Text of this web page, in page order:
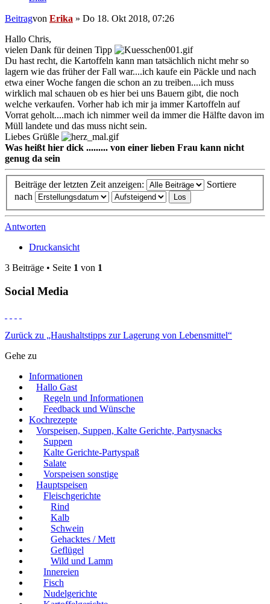
Beitragvon Erika » Do 18. Okt 2018, 07:26
Hallo Chris,
vielen Dank für deinen Tipp
Du hast recht, die Kartoffeln kann man tatsächlich nicht mehr so
lagern wie das früher der Fall war....ich kaufe ein Päckle und nach
etwa einer Woche fangen die schon an zu treiben....ich muss
wirklich mal schauen ob es hier bei uns Bauern gibt, die noch
welche verkaufen. Vorher hab ich mir ja immer Kartoffeln auf
Vorrat geholt....mach ich nimmer weil da immer die Hälfte davon im
Müll landete und das muss nicht sein.
Liebes Grüßle
Was heißt hier dick ......... von einer lieben Frau kann nicht
genug da sein
Beiträge der letzten Zeit anzeigen:
Sortiere
nach
Antworten
Druckansicht
3 Beiträge • Seite 1 von 1
Social Media
Zurück zu „Haushaltstipps zur Lagerung von Lebensmittel“
Gehe zu
Informationen
Hallo Gast
Regeln und Informationen
Feedback und Wünsche
Kochrezepte
Vorspeisen, Suppen, Kalte Gerichte, Partysnacks
Suppen
Kalte Gerichte-Partyspaß
Salate
Vorspeisen sonstige
Hauptspeisen
Fleischgerichte
Rind
Kalb
Schwein
Gehacktes / Mett
Geflügel
Wild und Lamm
Innereien
Fisch
Nudelgerichte